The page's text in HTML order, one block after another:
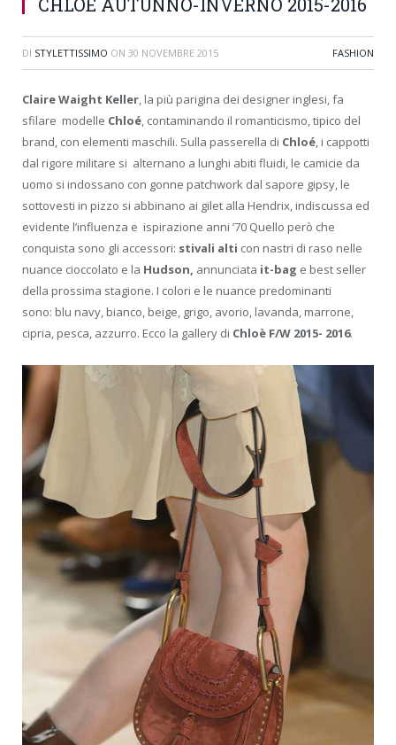
DI STYLETTISSIMO ON 30 NOVEMBRE 2015 FASHION
Claire Waight Keller, la più parigina dei designer inglesi, fa
sfilare modelle Chloé, contaminando il romanticismo, tipico del
brand, con elementi maschili. Sulla passerella di Chloé, i cappotti
dal rigore militare si alternano a lunghi abiti fluidi, le camicie da
uomo si indossano con gonne patchwork dal sapore gipsy, le
sottovesti in pizzo si abbinano ai gilet alla Hendrix, indiscussa ed
evidente l’influenza e ispirazione anni ’70 Quello però che
conquista sono gli accessori: stivali alti con nastri di raso nelle
nuance cioccolato e la Hudson, annunciata it-bag e best seller
della prossima stagione. I colori e le nuance predominanti
sono: blu navy, bianco, beige, grigo, avorio, lavanda, marrone,
cipria, pesca, azzurro. Ecco la gallery di Chloè F/W 2015- 2016.